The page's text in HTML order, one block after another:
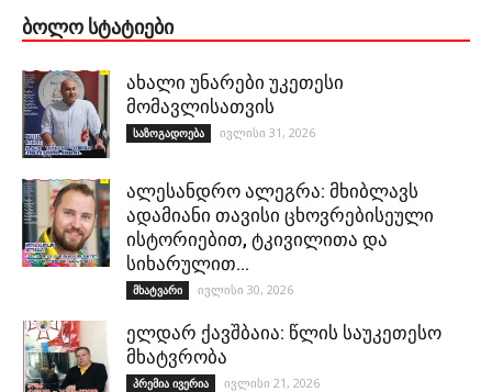
ᲑᲝᲚᲝ ᲡᲢᲐᲢᲘᲔᲑᲘ
ახალი უნარები უკეთესი
მომავლისათვის
საზოგადოება ივლისი 31, 2026
ალესანდრო ალეგრა: მხიბლავს
ადამიანი თავისი ცხოვრებისეული
ისტორიებით, ტკივილითა და
სიხარულით…
მხატვარი ივლისი 30, 2026
ელდარ ქავშბაია: წლის საუკეთესო
მხატვრობა
პრემია ივერია ივლისი 21, 2026